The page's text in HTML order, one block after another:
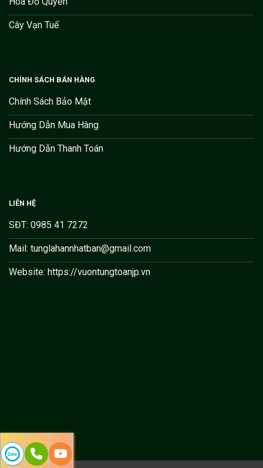
Cây Vạn Tuế
CHÍNH SÁCH BÁN HÀNG
Chính Sách Bảo Mật
Hướng Dẫn Mua Hàng
Hướng Dẫn Thanh Toán
LIÊN HỆ
SĐT: 0985 41 7272
Mail: tunglahannhatban@gmail.com
Website: https://vuontungtoanjp.vn